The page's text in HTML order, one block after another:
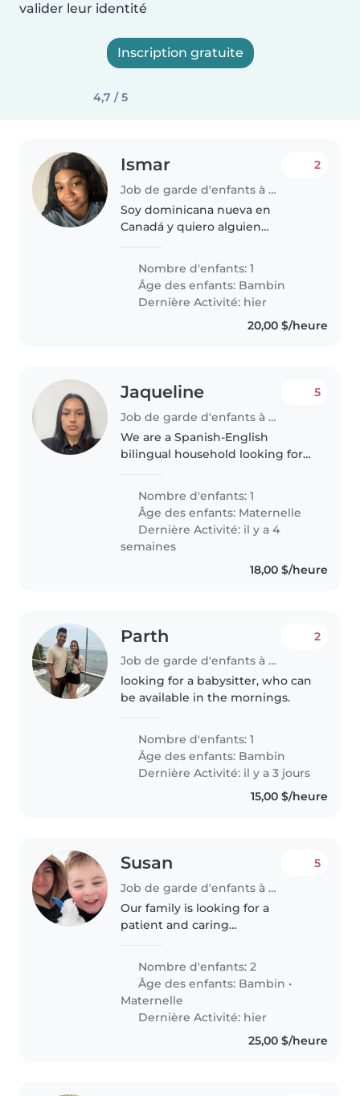
valider leur identité
Inscription gratuite
4,7 / 5
Ismar
Job de garde d'enfants à Etobicoke
2
Soy dominicana nueva en
Canadá y quiero alguien
Nombre d'enfants: 1
Âge des enfants: Bambin
Dernière Activité: hier
20,00 $/heure
Jaqueline
Job de garde d'enfants à Etobicoke
5
We are a Spanish-English
bilingual household looking for
and intelligent toddler. Our child
loves exploring new activities..
Nombre d'enfants: 1
Âge des enfants: Maternelle
Dernière Activité: il y a 4
semaines
18,00 $/heure
Parth
Job de garde d'enfants à Etobicoke
2
looking for a babysitter, who can
be available in the mornings.
Nombre d'enfants: 1
Âge des enfants: Bambin
Dernière Activité: il y a 3 jours
15,00 $/heure
Susan
Job de garde d'enfants à Etobicoke
5
Our family is looking for a
patient and caring
our two energetic kids—a
toddler and preschooler. You'd
need to be comfortable with
pets and light chores..
Nombre d'enfants: 2
Âge des enfants: Bambin •
Maternelle
Dernière Activité: hier
25,00 $/heure